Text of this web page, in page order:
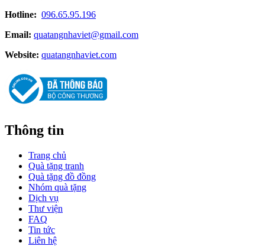
Hotline: 096.65.95.196
Email: quatangnhaviet@gmail.com
Website: quatangnhaviet.com
Thông tin
Trang chủ
Quà tặng tranh
Quà tặng đồ đồng
Nhóm quà tặng
Dịch vụ
Thư viện
FAQ
Tin tức
Liên hệ